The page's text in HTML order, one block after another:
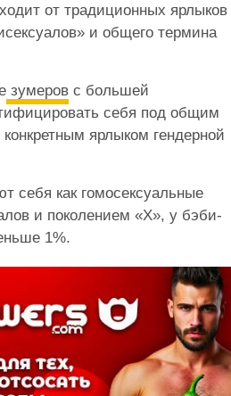
от традиционных ярлыков
и общего термина
зумеров с большей
себя под общим
ярлыком гендерной
себя как гомосексуальные
и поколением «X», у бэби-
1%.